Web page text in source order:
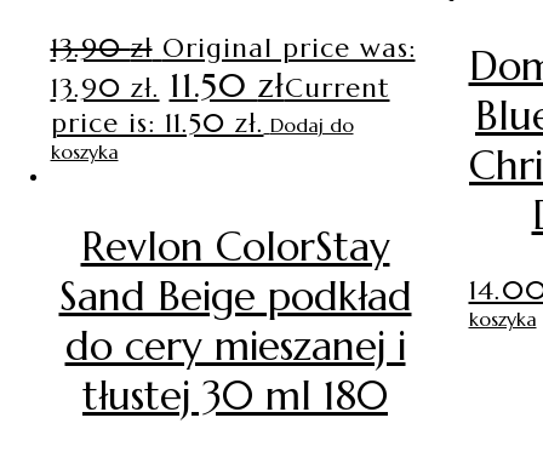
13.90zł Original price was:
13.90 zł. 11.50 złCurrent
price is: 11.50 zł. Dodaj do
koszyka
Revlon ColorStay
Sand Beige podkład
do cery mieszanej i
tłustej 30 ml 180
koszyka